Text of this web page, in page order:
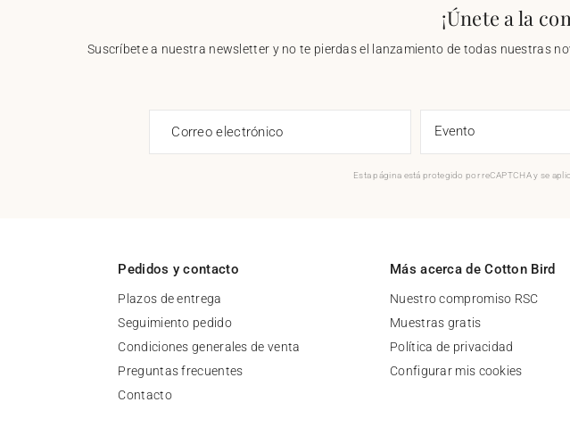
¡Únete a la
Suscríbete a nuestra newsletter y no te pierdas el lanzamiento de todas nuestras
Correo electrónico
Esta página está protegido por reCAPTCHA y se
Pedidos y contacto
Plazos de entrega
Seguimiento pedido
Condiciones generales de venta
Preguntas frecuentes
Contacto
Más acerca de Cotton Bird
Nuestro compromiso RSC
Muestras gratis
Política de privacidad
Configurar mis cookies